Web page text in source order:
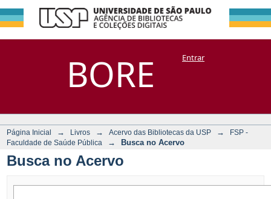
BORE
Busca no Acervo
DSpace/Manakin + CoriscoEntrar
Página Inicial → Livros → Acervo das Bibliotecas da USP →
FSP -
Faculdade de Saúde Pública
→ Busca no Acervo
Busca no Acervo